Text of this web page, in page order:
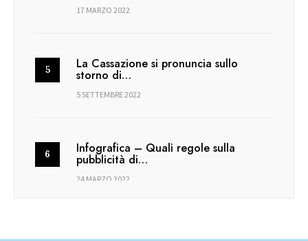
17 MARZO 2022
La Cassazione si pronuncia sullo
storno di…
5 SETTEMBRE 2022
Infografica – Quali regole sulla
pubblicità di…
24 MARZO 2022